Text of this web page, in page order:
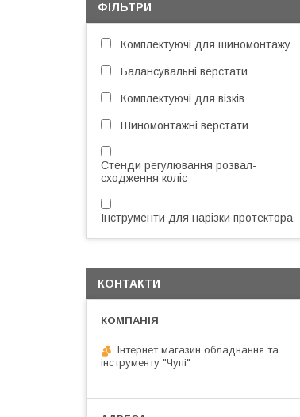
ФІЛЬТРИ
Комплектуючі для шиномонтажу
Балансувальні верстати
Комплектуючі для візків
Шиномонтажні верстати
Стенди регулювання розвал-
сходження коліс
Інструменти для нарізки протектора
КОНТАКТИ
Інтернет магазин обладнання та
інструменту "Чупі"